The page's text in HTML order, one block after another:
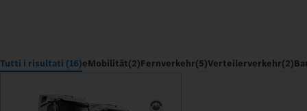
Tutti i risultati (16)eMobilität(2)Fernverkehr(5)Verteilerverkehr(2)